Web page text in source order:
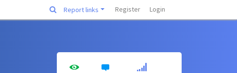
Report links Register Login